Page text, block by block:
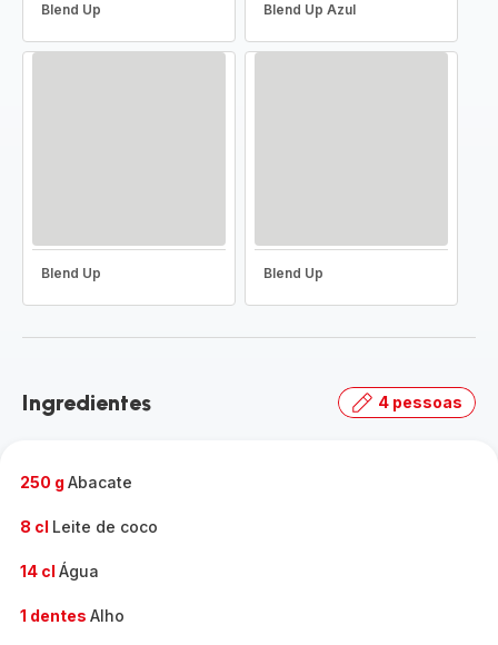
Blend Up Blend Up Azul
Blend Up Blend Up
Ingredientes 4 pessoas
250 g Abacate
8 cl Leite de coco
14 cl Água
1 dentes Alho